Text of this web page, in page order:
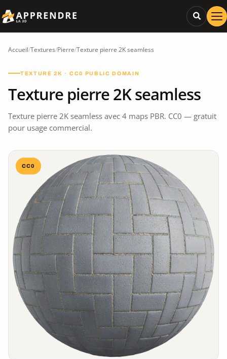
Accueil/Textures/Pierre/Texture pierre 2K seamless
TEXTURE 2K · CC0 PUBLIC DOMAIN
Texture pierre 2K seamless
Texture pierre 2K seamless avec 4 maps PBR. CC0 — gratuit
pour usage commercial.
CC0